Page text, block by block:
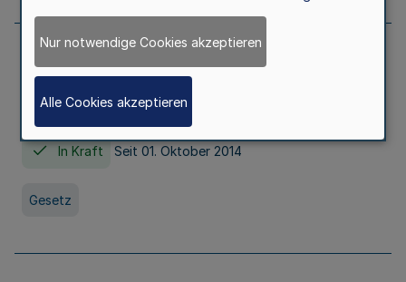
Gesetz über die Hochschulen des Landes
Nordrhein-Westfalen (Hochschulgesetz -
HG)
In Kraft Seit 01. Oktober 2014
Gesetz
Nur notwendige Cookies akzeptieren
Alle Cookies akzeptieren